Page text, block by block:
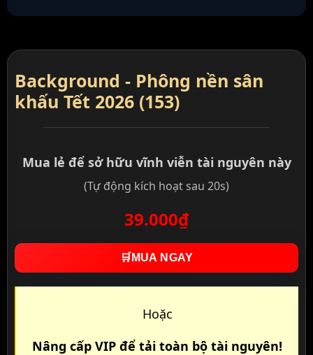
Background - Phông nền sân
khấu Tết 2026 (153)
Mua lẻ để sở hữu vĩnh viễn tài nguyên này
(Tự động kích hoạt sau 20s)
39.000₫
🛒 MUA NGAY
Hoặc
Nâng cấp VIP để tải toàn bộ tài nguyên!